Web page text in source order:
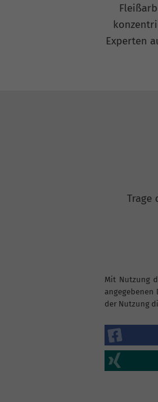
Experten
Trage
Mit Nutzung
angegebenen
der Nutzung